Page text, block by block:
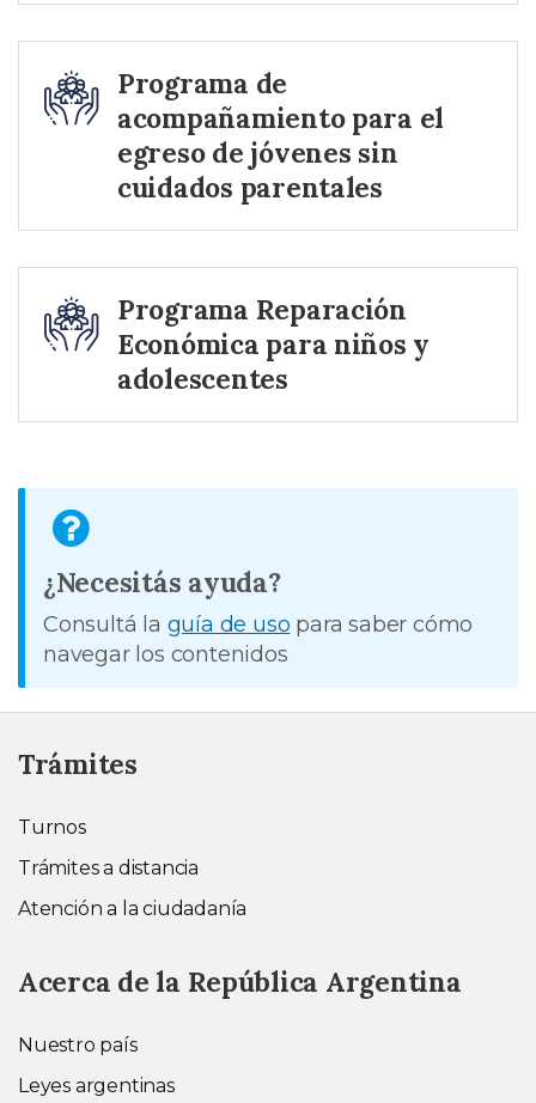
Programa de
acompañamiento para el
egreso de jóvenes sin
cuidados parentales
Programa Reparación
Económica para niños y
adolescentes
¿Necesitás ayuda?
Consultá la guía de uso para saber cómo
navegar los contenidos
Trámites
Turnos
Trámites a distancia
Atención a la ciudadanía
Acerca de la República Argentina
Nuestro país
Leyes argentinas